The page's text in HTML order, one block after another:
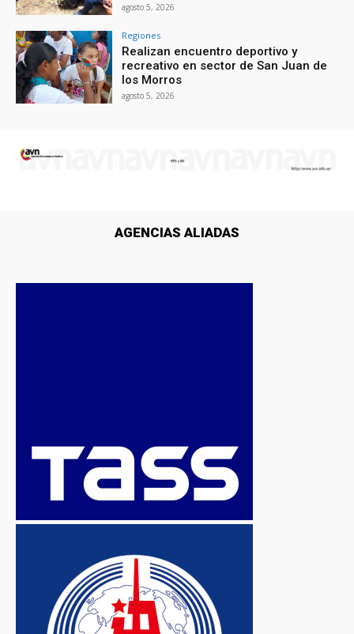
agosto 5, 2026
Regiones
Realizan encuentro deportivo y
recreativo en sector de San Juan de
los Morros
agosto 5, 2026
AGENCIAS ALIADAS